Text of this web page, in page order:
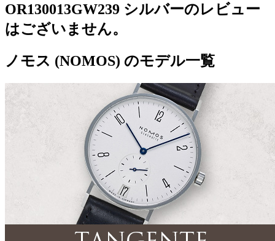
OR130013GW239 シルバーのレビュー
はございません。
ノモス (NOMOS) のモデル一覧